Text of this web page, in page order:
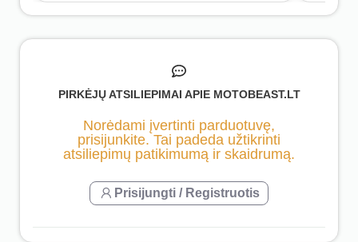
PIRKĖJŲ ATSILIEPIMAI APIE MOTOBEAST.LT
Norėdami įvertinti parduotuvę,
prisijunkite. Tai padeda užtikrinti
atsiliepimų patikimumą ir skaidrumą.
Prisijungti / Registruotis